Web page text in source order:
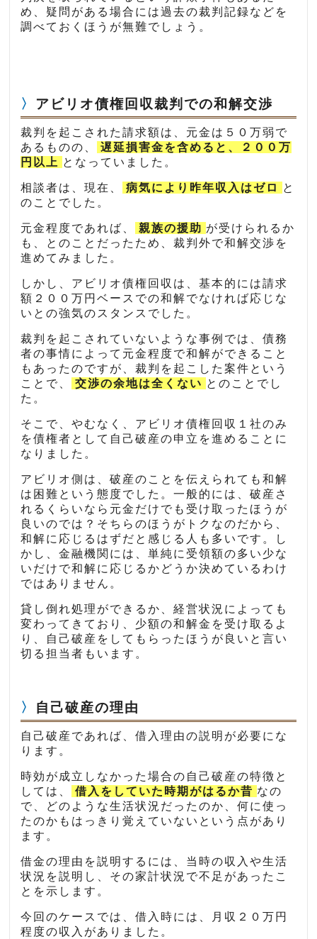
め、疑問がある場合には過去の裁判記録などを
調べておくほうが無難でしょう。
アビリオ債権回収裁判での和解交渉
裁判を起こされた請求額は、元金は５０万弱で
あるものの、
遅延損害金を含めると、２００万
円以上 となっていました。
相談者は、現在、 病気により昨年収入はゼロ
と
のことでした。
元金程度であれば、 親族の援助 が受けられるか
も、とのことだったため、裁判外で和解交渉を
進めてみました。
しかし、アビリオ債権回収は、基本的には請求
額２００万円ベースでの和解でなければ応じな
いとの強気のスタンスでした。
裁判を起こされていないような事例では、債務
者の事情によって元金程度で和解ができること
もあったのですが、裁判を起こした案件という
ことで、
交渉の余地は全くない とのことでし
た。
そこで、やむなく、アビリオ債権回収１社のみ
を債権者として自己破産の申立を進めることに
なりました。
アビリオ側は、破産のことを伝えられても和解
は困難という態度でした。一般的には、破産さ
れるくらいなら元金だけでも受け取ったほうが
良いのでは？そちらのほうがトクなのだから、
和解に応じるはずだと感じる人も多いです。し
かし、金融機関には、単純に受領額の多い少な
いだけで和解に応じるかどうか決めているわけ
ではありません。
貸し倒れ処理ができるか、経営状況によっても
変わってきており、少額の和解金を受け取るよ
り、自己破産をしてもらったほうが良いと言い
切る担当者もいます。
自己破産の理由
自己破産であれば、借入理由の説明が必要にな
ります。
時効が成立しなかった場合の自己破産の特徴と
しては、
借入をしていた時期がはるか昔 なの
で、どのような生活状況だったのか、何に使っ
たのかもはっきり覚えていないという点があり
ます。
借金の理由を説明するには、当時の収入や生活
状況を説明し、その家計状況で不足があったこ
とを示します。
今回のケースでは、借入時には、月収２０万円
程度の収入がありました。